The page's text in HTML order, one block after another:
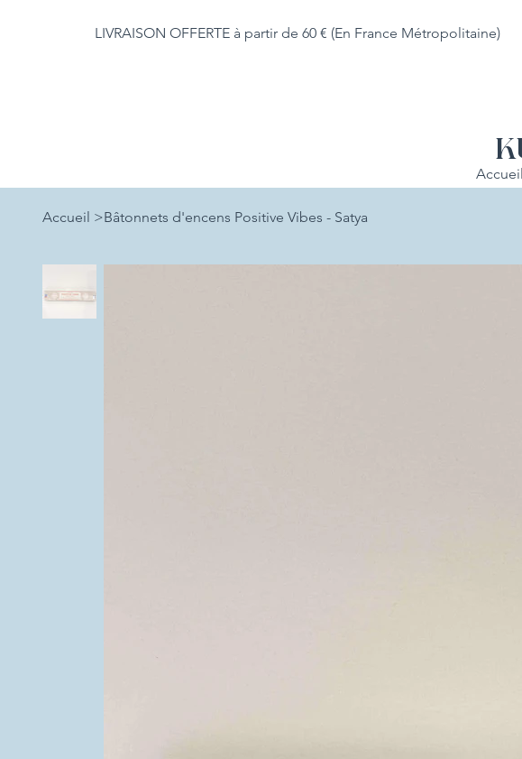
LIVRAISON OFFERTE à partir de 60 € (En France Métropolitaine)
Accueil
Accueil >Bâtonnets d'encens Positive Vibes - Satya